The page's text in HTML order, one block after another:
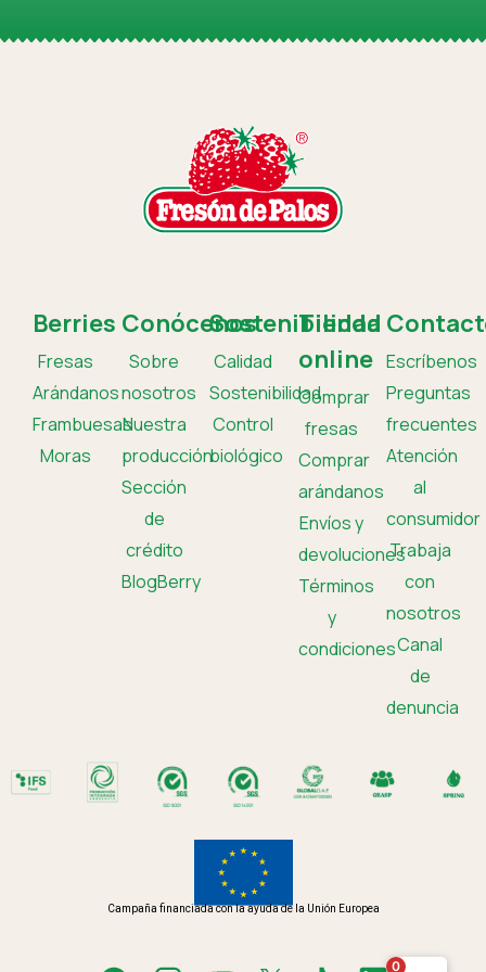
Berries
Fresas
Arándanos
Frambuesas
Moras
Conócenos
Sobre
nosotros
Nuestra
producción
Sección
de
crédito
BlogBerry
Sostenibilidad
Calidad
Sostenibilidad
Control
biológico
Tienda
online
Comprar
fresas
Comprar
arándanos
Envíos y
devoluciones
Términos
y
condiciones
Escríbenos
Preguntas
frecuentes
Atención
al
consumidor
Trabaja
con
nosotros
Canal
de
denuncia
Campaña financiada con la ayuda de la Unión Europea
0